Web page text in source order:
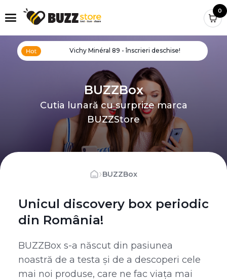
0
Vichy Minéral 89 - înscrieri deschise!
BUZZBox
Cutia lunară cu surprize marca
BUZZStore
›BUZZBox
Unicul discovery box periodic
din România!
BUZZBox s-a născut din pasiunea
noastră de a testa și de a descoperi cele
mai noi produse, care ne fac viața mai